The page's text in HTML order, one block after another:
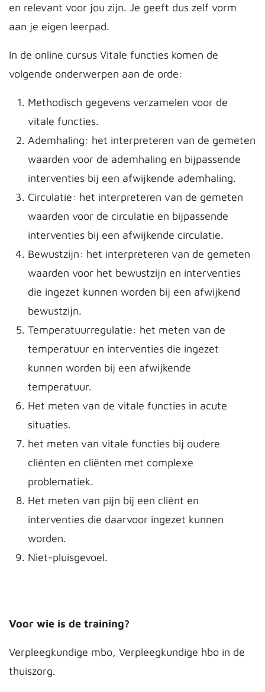
en relevant voor jou zijn. Je geeft dus zelf vorm
aan je eigen leerpad.
In de online cursus Vitale functies komen de
volgende onderwerpen aan de orde:
Methodisch gegevens verzamelen voor de
vitale functies.
Ademhaling: het interpreteren van de gemeten
waarden voor de ademhaling en bijpassende
interventies bij een afwijkende ademhaling.
Circulatie: het interpreteren van de gemeten
waarden voor de circulatie en bijpassende
interventies bij een afwijkende circulatie.
Bewustzijn: het interpreteren van de gemeten
waarden voor het bewustzijn en interventies
die ingezet kunnen worden bij een afwijkend
bewustzijn.
Temperatuurregulatie: het meten van de
temperatuur en interventies die ingezet
kunnen worden bij een afwijkende
temperatuur.
Het meten van de vitale functies in acute
situaties.
het meten van vitale functies bij oudere
cliënten en cliënten met complexe
problematiek.
Het meten van pijn bij een cliënt en
interventies die daarvoor ingezet kunnen
worden.
Niet-pluisgevoel.
Voor wie is de training?
Verpleegkundige mbo, Verpleegkundige hbo in de
thuiszorg.